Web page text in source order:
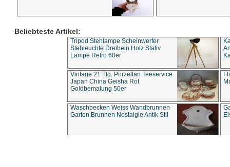
Beliebteste Artikel:
Tripod Stehlampe Scheinwerfer
Stehleuchte Dreibein Holz Stativ
Lampe Retro 60er
Vintage 21 Tlg. Porzellan Teeservice
Japan China Geisha Rot
Goldbemalung 50er
Waschbecken Weiss Wandbrunnen
Garten Brunnen Nostalgie Antik Stil